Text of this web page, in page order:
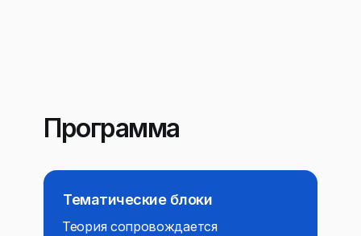
Программа
Теория сопровождается
Тематические блоки